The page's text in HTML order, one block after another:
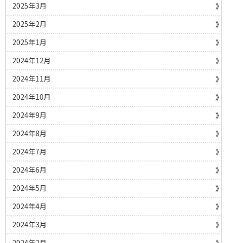
2025年3月
2025年2月
2025年1月
2024年12月
2024年11月
2024年10月
2024年9月
2024年8月
2024年7月
2024年6月
2024年5月
2024年4月
2024年3月